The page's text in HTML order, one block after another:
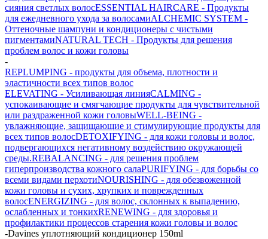
сияния светлых волосESSENTIAL HAIRCARE - Продукты
для ежедневного ухода за волосамиALCHEMIC SYSTEM -
Оттеночные шампуни и кондиционеры с чистыми
пигментамиNATURAL TECH - Продукты для решения
проблем волос и кожи головы
-
REPLUMPING - продукты для объема, плотности и
эластичности всех типов волос
ELEVATING - Усиливающая линияCALMING -
успокаивающие и смягчающие продукты для чувствительной
или раздраженной кожи головыWELL-BEING -
увлажняющие, защищающие и стимулирующие продукты для
всех типов волосDETOXIFYING - для кожи головы и волос,
подвергающихся негативному воздействию окружающей
среды.REBALANCING - для решения проблем
гиперпроизводства кожного салаPURIFYING - для борьбы со
всеми видами перхотиNOURISHING - для обезвоженной
кожи головы и сухих, хрупких и поврежденных
волосENERGIZING - для волос, склонных к выпадению,
ослабленных и тонкихRENEWING - для здоровья и
профилактики процессов старения кожи головы и волос
-Davines уплотняющий кондиционер 150ml